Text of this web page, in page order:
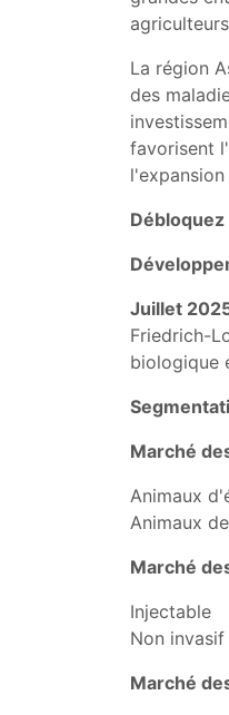
La région
des
favorisent
Juillet
Friedrich-
biologique
Marché
Animaux
Animaux
Marché
Injectable
Non invasif
Marché